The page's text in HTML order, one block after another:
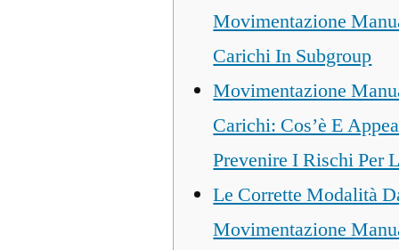
Movimentazione
Carichi In Subgroup
Movimentazione
Carichi: Cos’è E
Prevenire I Rischi Per
Le Corrette Modalità
Movimentazione